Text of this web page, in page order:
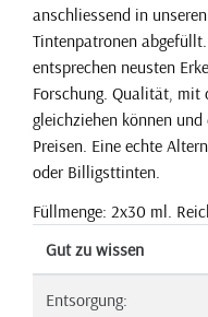
anschliessend in
Tintenpatronen
entsprechen neusten
Forschung. Qualität,
gleichziehen können
Preisen. Eine echte
oder Billigsttinten.
Füllmenge: 2x30 ml.
Gut zu wissen
Entsorgung: